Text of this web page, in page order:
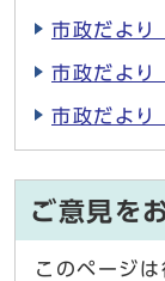
市政だよ
市政だよ
市政だよ
ご意見を
このページ